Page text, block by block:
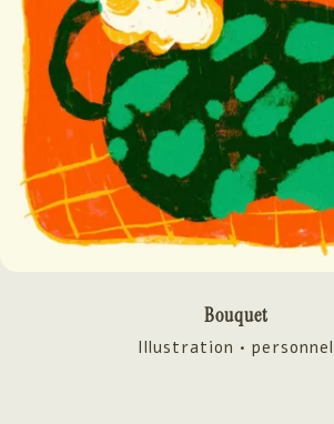
Bouquet
Illustration • personnel